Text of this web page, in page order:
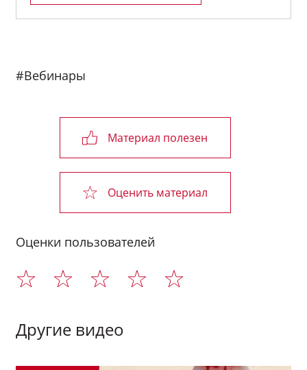
#Вебинары
Материал полезен
Оценить материал
Оценки пользователей
Другие видео